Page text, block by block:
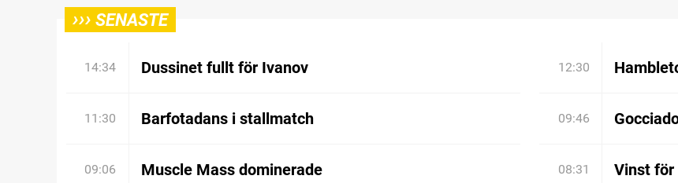
››› SENASTE
14:34 Dussinet fullt för Ivanov 12:30
11:30 Barfotadans i stallmatch 09:46
09:06 Muscle Mass dominerade 08:31 Vinst för